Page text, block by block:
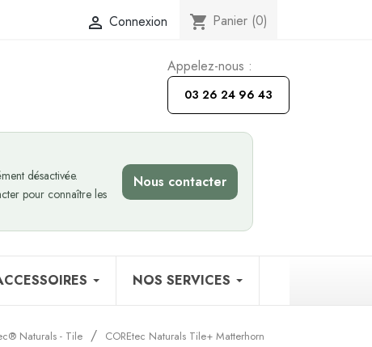
 Connexion shopping_cart Panier (0)
Appelez-nous :
03 26 24 96 43
désactivée.
pour connaître les
Nous contacter
NOS SERVICES
Naturals - Tile
COREtec Naturals Tile+ Matterhorn